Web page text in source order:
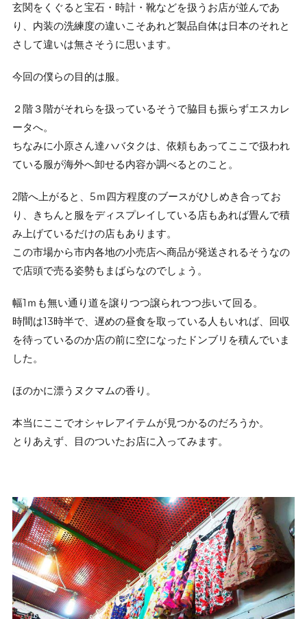
玄関をくぐると宝石・時計・靴などを扱うお店が並んであ
り、内装の洗練度の違いこそあれど製品自体は日本のそれと
さして違いは無さそうに思います。
今回の僕らの目的は服。
２階３階がそれらを扱っているそうで脇目も振らずエスカレ
ータへ。
ちなみに小原さん達ハバタクは、依頼もあってここで扱われ
ている服が海外へ卸せる内容か調べるとのこと。
2階へ上がると、5ｍ四方程度のブースがひしめき合ってお
り、きちんと服をディスプレイしている店もあれば畳んで積
み上げているだけの店もあります。
この市場から市内各地の小売店へ商品が発送されるそうなの
で店頭で売る姿勢もまばらなのでしょう。
幅1ｍも無い通り道を譲りつつ譲られつつ歩いて回る。
時間は13時半で、遅めの昼食を取っている人もいれば、回収
を待っているのか店の前に空になったドンブリを積んでいま
した。
ほのかに漂うヌクマムの香り。
本当にここでオシャレアイテムが見つかるのだろうか。
とりあえず、目のついたお店に入ってみます。